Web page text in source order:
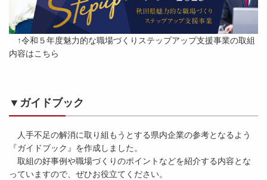
↑令和５年度魅力的な職場づくりステップアップ支援事業の取組
内容はこちら
▼ガイドブック
人手不足の解消に取り組もうとする県内企業の参考となるよう
『ガイドブック』を作成しました。
取組の好事例や職場づくりのポイントなどを紹介する内容とな
っていますので、ぜひお役立てください。